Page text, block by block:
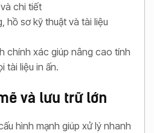
chi tiết
hồ sơ kỹ thuật và tài liệu
chính xác giúp nâng cao tính
tài liệu in ấn.
và lưu trữ lớn
hình mạnh giúp xử lý nhanh